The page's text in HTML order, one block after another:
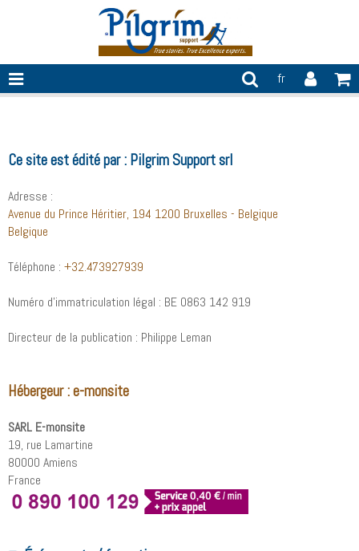
fr
Ce site est édité par : Pilgrim Support srl
Adresse :
Avenue du Prince Héritier, 194 1200 Bruxelles - Belgique
Belgique
Téléphone : +32.473927939
Numéro d'immatriculation légal : BE 0863 142 919
Directeur de la publication : Philippe Leman
Hébergeur : e-monsite
SARL E-monsite
19, rue Lamartine
80000 Amiens
France